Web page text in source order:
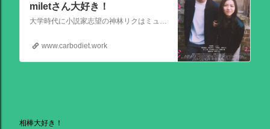
miletさん大好き！
www.carbodiet.work
相棒大好き！